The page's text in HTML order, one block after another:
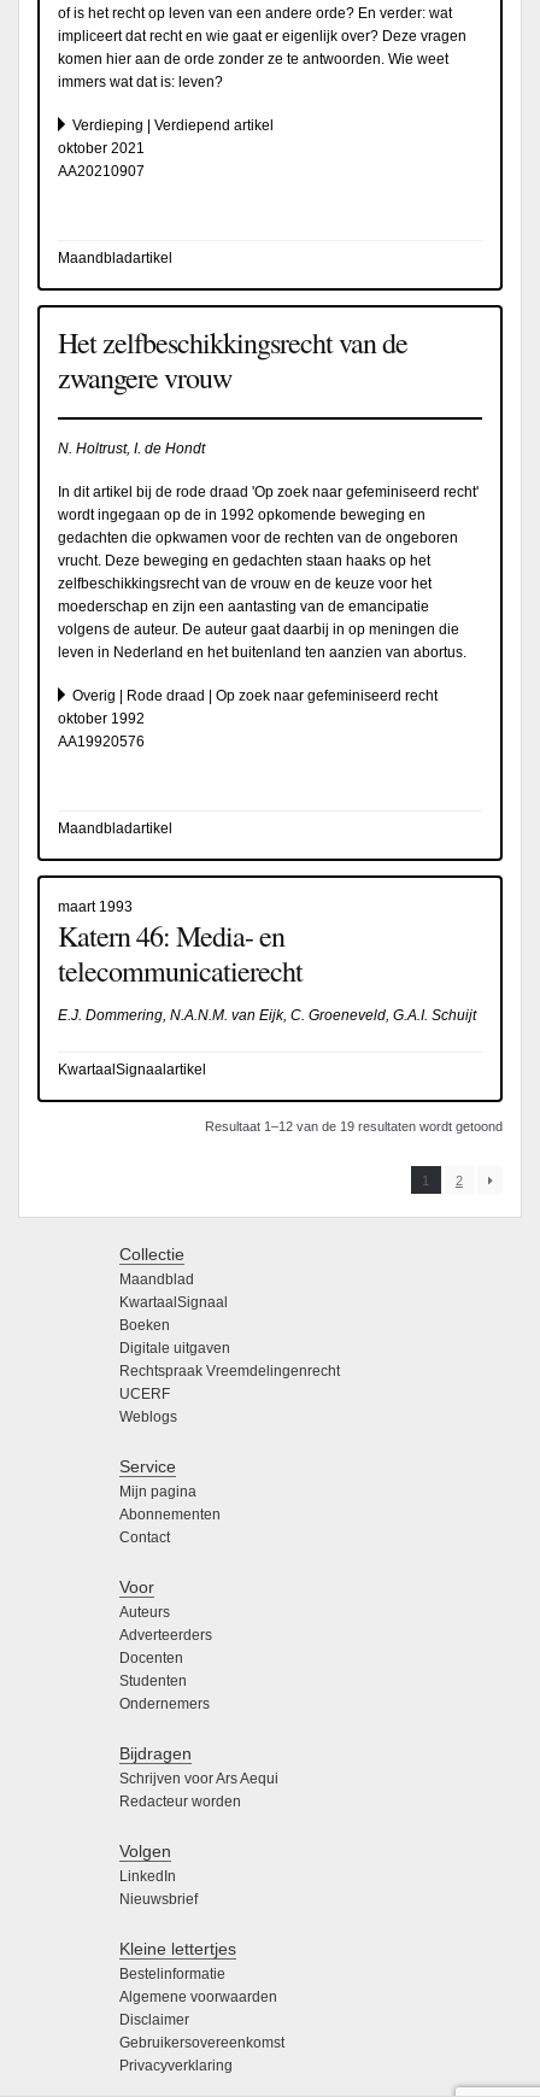
of is het recht op leven van een andere orde? En verder: wat
impliceert dat recht en wie gaat er eigenlijk over? Deze vragen
komen hier aan de orde zonder ze te antwoorden. Wie weet
immers wat dat is: leven?
Verdieping | Verdiepend artikel
oktober 2021
AA20210907
Maandbladartikel
Het zelfbeschikkingsrecht van de
zwangere vrouw
N. Holtrust, I. de Hondt
In dit artikel bij de rode draad 'Op zoek naar gefeminiseerd recht'
wordt ingegaan op de in 1992 opkomende beweging en
gedachten die opkwamen voor de rechten van de ongeboren
vrucht. Deze beweging en gedachten staan haaks op het
zelfbeschikkingsrecht van de vrouw en de keuze voor het
moederschap en zijn een aantasting van de emancipatie
volgens de auteur. De auteur gaat daarbij in op meningen die
leven in Nederland en het buitenland ten aanzien van abortus.
Overig | Rode draad | Op zoek naar gefeminiseerd recht
oktober 1992
AA19920576
Maandbladartikel
maart 1993
Katern 46: Media- en
telecommunicatierecht
E.J. Dommering, N.A.N.M. van Eijk, C. Groeneveld, G.A.I. Schuijt
KwartaalSignaalartikel
Resultaat 1–12 van de 19 resultaten wordt getoond
1 2
Collectie
Maandblad
KwartaalSignaal
Boeken
Digitale uitgaven
Rechtspraak Vreemdelingenrecht
UCERF
Weblogs
Service
Mijn pagina
Abonnementen
Contact
Voor
Auteurs
Adverteerders
Docenten
Studenten
Ondernemers
Bijdragen
Schrijven voor Ars Aequi
Redacteur worden
Volgen
LinkedIn
Nieuwsbrief
Kleine lettertjes
Bestelinformatie
Algemene voorwaarden
Disclaimer
Gebruikersovereenkomst
Privacyverklaring